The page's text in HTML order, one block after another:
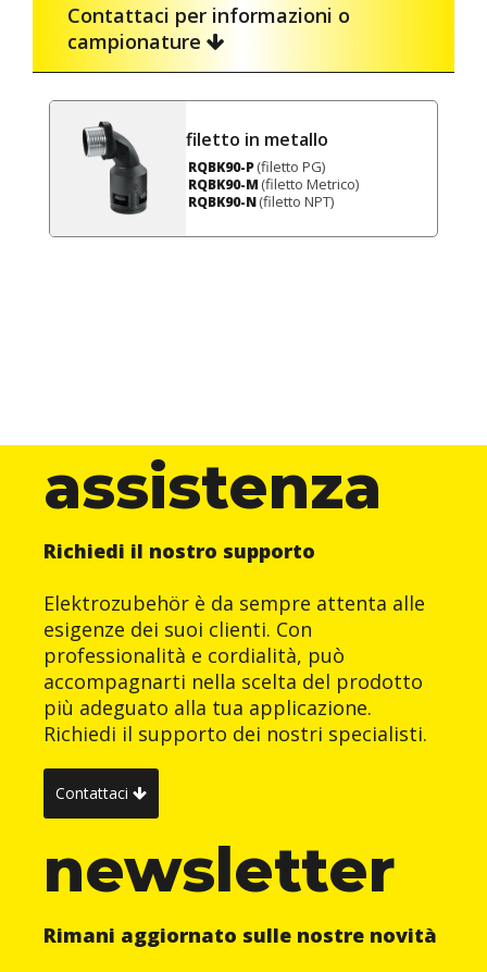
Contattaci per informazioni o
campionature
filetto in metallo
RQBK90-P (filetto PG)
RQBK90-M (filetto Metrico)
RQBK90-N (filetto NPT)
assistenza
Richiedi il nostro supporto
Elektrozubehör è da sempre attenta alle
esigenze dei suoi clienti. Con
professionalità e cordialità, può
accompagnarti nella scelta del prodotto
più adeguato alla tua applicazione.
Richiedi il supporto dei nostri specialisti.
Contattaci
newsletter
Rimani aggiornato sulle nostre novità